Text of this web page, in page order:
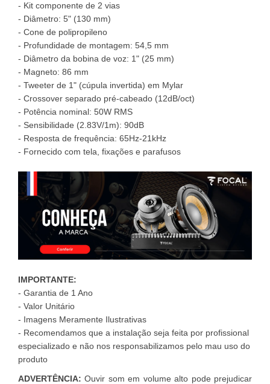
- Kit componente de 2 vias
- Diâmetro: 5" (130 mm)
- Cone de polipropileno
- Profundidade de montagem: 54,5 mm
- Diâmetro da bobina de voz: 1" (25 mm)
- Magneto: 86 mm
- Tweeter de 1" (cúpula invertida) em Mylar
- Crossover separado pré-cabeado (12dB/oct)
- Potência nominal: 50W RMS
- Sensibilidade (2.83V/1m): 90dB
- Resposta de frequência: 65Hz-21kHz
- Fornecido com tela, fixações e parafusos
IMPORTANTE:
- Garantia de 1 Ano
- Valor Unitário
- Imagens Meramente Ilustrativas
- Recomendamos que a instalação seja feita por profissional
especializado e não nos responsabilizamos pelo mau uso do
produto
ADVERTÊNCIA: Ouvir som em volume alto pode prejudicar